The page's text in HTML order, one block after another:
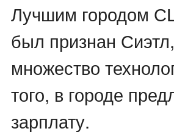
Лучшим городом
был признан
множество
того, в городе
зарплату.